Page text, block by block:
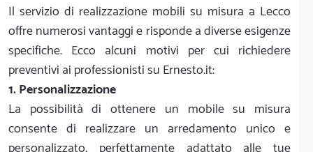
Il servizio di realizzazione mobili su misura a Lecco
offre numerosi vantaggi e risponde a diverse esigenze
specifiche. Ecco alcuni motivi per cui richiedere
preventivi ai professionisti su Ernesto.it:
1. Personalizzazione
La possibilità di ottenere un mobile su misura
consente di realizzare un arredamento unico e